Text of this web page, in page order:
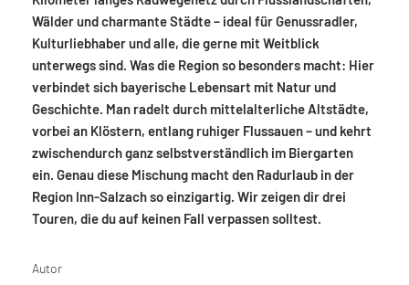
Wälder und charmante Städte – ideal für Genussradler,
Kulturliebhaber und alle, die gerne mit Weitblick
unterwegs sind. Was die Region so besonders macht: Hier
verbindet sich bayerische Lebensart mit Natur und
Geschichte. Man radelt durch mittelalterliche Altstädte,
vorbei an Klöstern, entlang ruhiger Flussauen – und kehrt
zwischendurch ganz selbstverständlich im Biergarten
ein. Genau diese Mischung macht den Radurlaub in der
Region Inn-Salzach so einzigartig. Wir zeigen dir drei
Touren, die du auf keinen Fall verpassen solltest.
Autor